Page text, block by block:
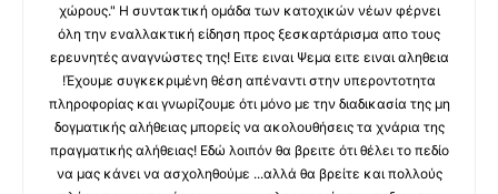
χώρους." Η συντακτική ομάδα των κατοχικών νέων φέρνει
όλη την εναλλακτική είδηση προς ξεσκαρτάρισμα απο τους
ερευνητές αναγνώστες της! Ειτε ειναι Ψεμα ειτε ειναι αληθεια
!Έχουμε συγκεκριμένη θέση απέναντι στην υπεροντοτητα
πληροφορίας και γνωρίζουμε ότι μόνο με την διαδικασία της μη
δογματικής αλήθειας μπορείς να ακολουθήσεις τα χνάρια της
πραγματικής αλήθειας! Εδώ λοιπόν θα βρειτε ότι θέλει το πεδίο
να μας κάνει να ασχοληθούμε ...αλλά θα βρείτε και πολλούς